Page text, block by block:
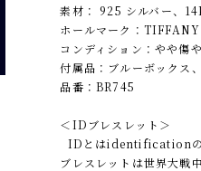
素材： 925 シルバー、
ホールマーク：
コンディション：やや傷
付属品：ブルーボックス
品番：BR745
＜IDブレスレット＞
IDとはidentificationの
ブレスレットは世界大戦